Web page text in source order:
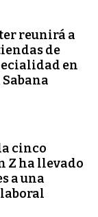
reunirá a
de
en
cinco
Z ha llevado
a una